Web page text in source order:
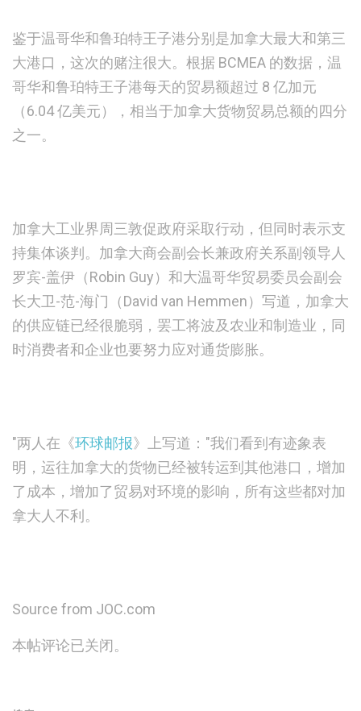
鉴于温哥华和鲁珀特王子港分别是加拿大最大和第三
大港口，这次的赌注很大。根据 BCMEA 的数据，温
哥华和鲁珀特王子港每天的贸易额超过 8 亿加元
（6.04 亿美元），相当于加拿大货物贸易总额的四分
之一。
加拿大工业界周三敦促政府采取行动，但同时表示支
持集体谈判。加拿大商会副会长兼政府关系副领导人
罗宾-盖伊（Robin Guy）和大温哥华贸易委员会副会
长大卫-范-海门（David van Hemmen）写道，加拿大
的供应链已经很脆弱，罢工将波及农业和制造业，同
时消费者和企业也要努力应对通货膨胀。
"两人在《环球邮报》上写道："我们看到有迹象表
明，运往加拿大的货物已经被转运到其他港口，增加
了成本，增加了贸易对环境的影响，所有这些都对加
拿大人不利。
Source from JOC.com
本帖评论已关闭。